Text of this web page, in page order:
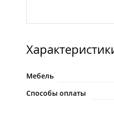
Мебель
Способы оплаты